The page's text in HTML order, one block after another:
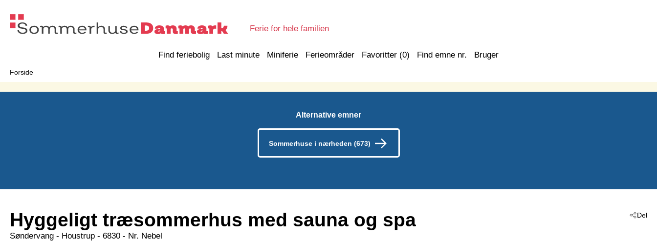
Ferie for hele familien
Find feriebolig Last minute Miniferie Ferieområder Favoritter (0) Find emne nr. Bruger
Forside
Alternative emner
Sommerhuse i nærheden (673)
Del
Hyggeligt træsommerhus med sauna og spa
Søndervang - Houstrup - 6830 - Nr. Nebel